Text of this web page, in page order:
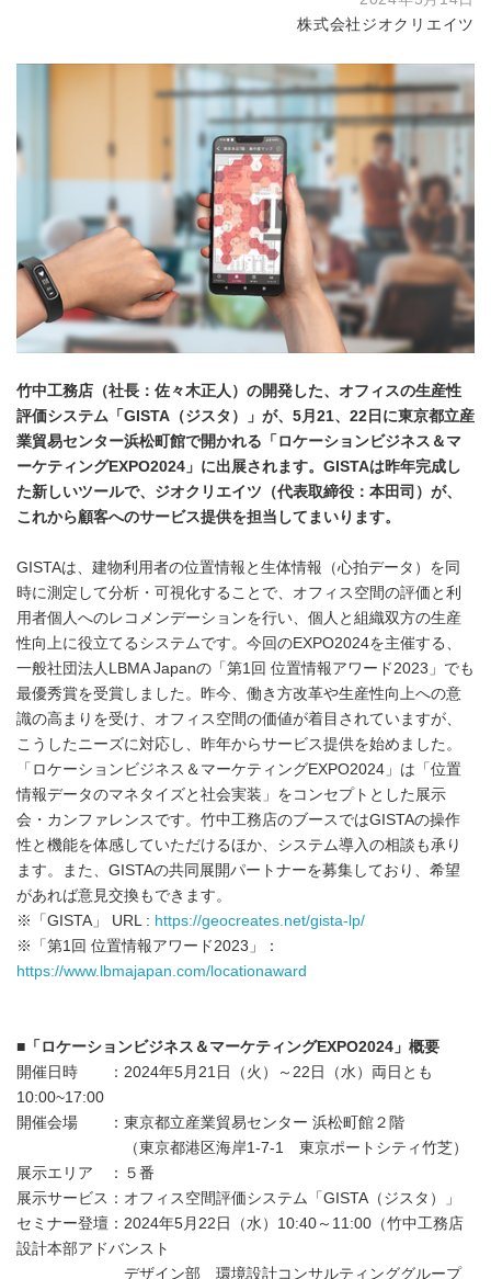
株式会社ジオクリエイツ
竹中工務店（社長：佐々木正人）の開発した、オフィスの生産性
評価システム「GISTA（ジスタ）」が、5月21、22日に東京都立産
業貿易センター浜松町館で開かれる「ロケーションビジネス＆マ
ーケティングEXPO2024」に出展されます。GISTAは昨年完成し
た新しいツールで、ジオクリエイツ（代表取締役：本田司）が、
これから顧客へのサービス提供を担当してまいります。
GISTAは、建物利用者の位置情報と生体情報（心拍データ）を同
時に測定して分析・可視化することで、オフィス空間の評価と利
用者個人へのレコメンデーションを行い、個人と組織双方の生産
性向上に役立てるシステムです。今回のEXPO2024を主催する、
一般社団法人LBMA Japanの「第1回 位置情報アワード2023」でも
最優秀賞を受賞しました。昨今、働き方改革や生産性向上への意
識の高まりを受け、オフィス空間の価値が着目されていますが、
こうしたニーズに対応し、昨年からサービス提供を始めました。
「ロケーションビジネス＆マーケティングEXPO2024」は「位置
情報データのマネタイズと社会実装」をコンセプトとした展示
会・カンファレンスです。竹中工務店のブースではGISTAの操作
性と機能を体感していただけるほか、システム導入の相談も承り
ます。また、GISTAの共同展開パートナーを募集しており、希望
があれば意見交換もできます。
※「GISTA」 URL : https://geocreates.net/gista-lp/
※「第1回 位置情報アワード2023」：
https://www.lbmajapan.com/locationaward
■「ロケーションビジネス＆マーケティングEXPO2024」概要
開催日時 ：2024年5月21日（火）～22日（水）両日とも
10:00~17:00
開催会場 ：東京都立産業貿易センター 浜松町館２階
（東京都港区海岸1-7-1 東京ポートシティ竹芝）
展示エリア ：５番
展示サービス：オフィス空間評価システム「GISTA（ジスタ）」
セミナー登壇：2024年5月22日（水）10:40～11:00（竹中工務店
設計本部アドバンスト
デザイン部 環境設計コンサルティンググループ